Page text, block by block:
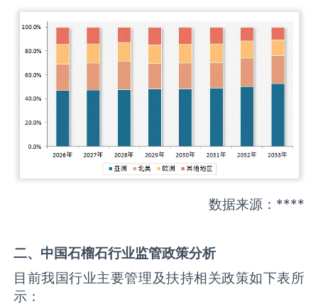
数据来源：****
二、中国石榴石行业监管政策分析
目前我国行业主要管理及扶持相关政策如下表所
示：